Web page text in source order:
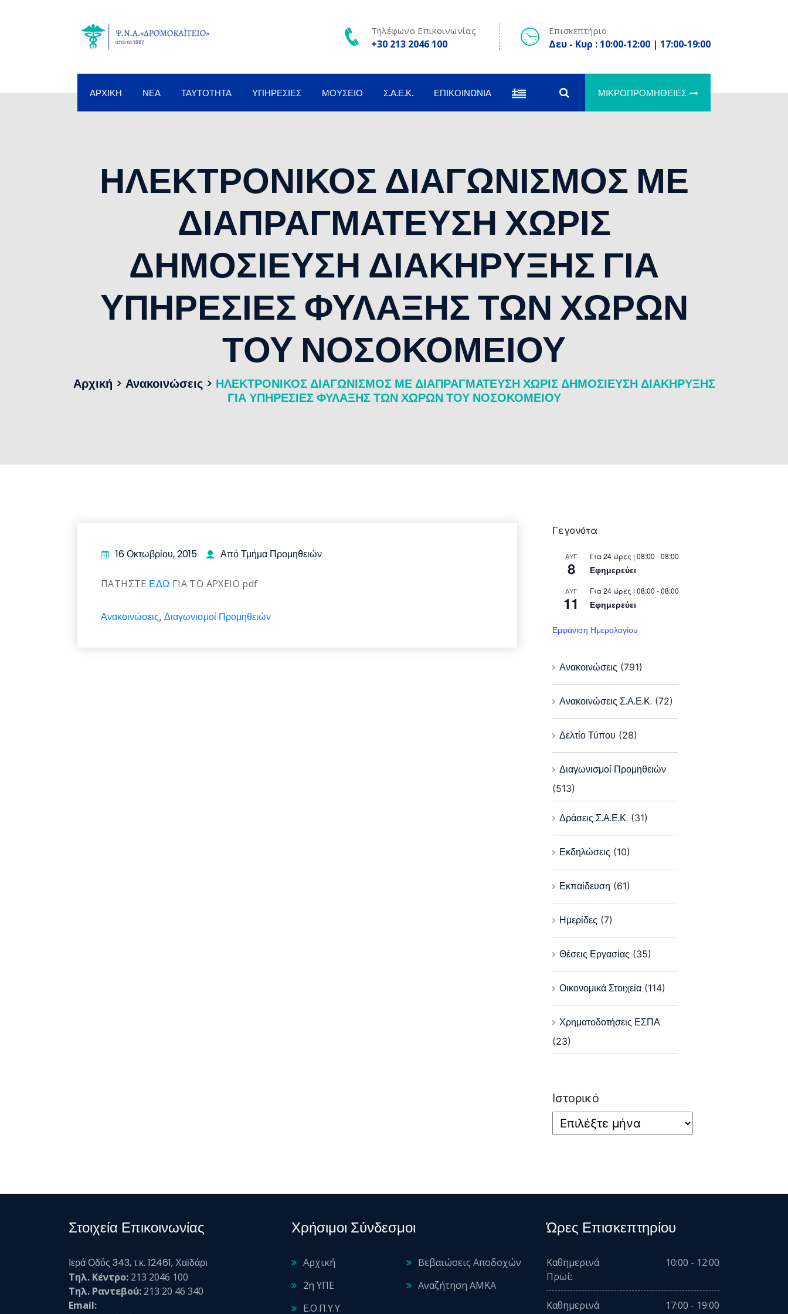
Τηλέφωνο Επικοινωνίας
+30 213 2046 100
Επισκεπτήριο
Δευ - Κυρ : 10:00-12:00 | 17:00-19:00
ΑΡΧΙΚΉ ΝΈΑ ΤΑΥΤΌΤΗΤΑ ΥΠΗΡΕΣΊΕΣ ΜΟΥΣΕΊΟ Σ.Α.Ε.Κ. ΕΠΙΚΟΙΝΩΝΊΑ ΜΙΚΡΟΠΡΟΜΉΘΕΙΕΣ
ΗΛΕΚΤΡΟΝΙΚΟΣ ΔΙΑΓΩΝΙΣΜΟΣ ΜΕ
ΔΙΑΠΡΑΓΜΑΤΕΥΣΗ ΧΩΡΙΣ
ΔΗΜΟΣΙΕΥΣΗ ΔΙΑΚΗΡΥΞΗΣ ΓΙΑ
ΥΠΗΡΕΣΙΕΣ ΦΥΛΑΞΗΣ ΤΩΝ ΧΩΡΩΝ
ΤΟΥ ΝΟΣΟΚΟΜΕΙΟΥ
Αρχική > Ανακοινώσεις> ΗΛΕΚΤΡΟΝΙΚΟΣ ΔΙΑΓΩΝΙΣΜΟΣ ΜΕ ΔΙΑΠΡΑΓΜΑΤΕΥΣΗ ΧΩΡΙΣ ΔΗΜΟΣΙΕΥΣΗ ΔΙΑΚΗΡΥΞΗΣ
ΓΙΑ ΥΠΗΡΕΣΙΕΣ ΦΥΛΑΞΗΣ ΤΩΝ ΧΩΡΩΝ ΤΟΥ ΝΟΣΟΚΟΜΕΙΟΥ
16 Οκτωβρίου, 2015 Από Τμήμα Προμηθειών
ΠΑΤΗΣΤΕ ΕΔΩ ΓΙΑ ΤΟ ΑΡΧΕΙΟ pdf
Ανακοινώσεις, Διαγωνισμοί Προμηθειών
Γεγονότα
ΑΥΓ
8
Για 24 ώρες | 08:00 - 08:00
Εφημερεύει
ΑΥΓ
11
Για 24 ώρες | 08:00 - 08:00
Εφημερεύει
Εμφάνιση Ημερολογίου
Ανακοινώσεις (791)
Ανακοινώσεις Σ.Α.Ε.Κ. (72)
Δελτίο Τύπου (28)
Διαγωνισμοί Προμηθειών
(513)
Δράσεις Σ.Α.Ε.Κ. (31)
Εκδηλώσεις (10)
Εκπαίδευση (61)
Ημερίδες (7)
Θέσεις Εργασίας (35)
Οικονομικά Στοιχεία (114)
Χρηματοδοτήσεις ΕΣΠΑ
(23)
Ιστορικό
Στοιχεία Επικοινωνίας
Ιερά Οδός 343, τ.κ. 12461, Χαϊδάρι
Τηλ. Κέντρο: 213 2046 100
Τηλ. Ραντεβού: 213 20 46 340
Email:
Χρήσιμοι Σύνδεσμοι
Αρχική
2η ΥΠΕ
Ε.Ο.Π.Υ.Υ.
Βεβαιώσεις Αποδοχών
Αναζήτηση ΑΜΚΑ
Ώρες Επισκεπτηρίου
Καθημερινά
Πρωί:
10:00 - 12:00
Καθημερινά
17:00 - 19:00